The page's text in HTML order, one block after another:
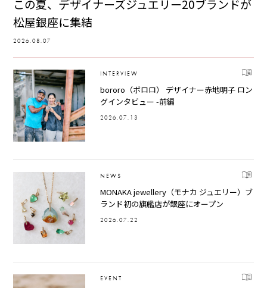
この夏、デザイナーズジュエリー20ブランドが
松屋銀座に集結
2026.08.07
INTERVIEW
bororo（ボロロ） デザイナー赤地明子 ロン
グインタビュー -前編
2026.07.13
NEWS
MONAKA jewellery（モナカ ジュエリー）ブ
ランド初の旗艦店が銀座にオープン
2026.07.22
EVENT